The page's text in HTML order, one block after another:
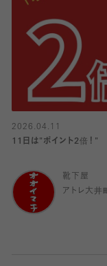
2026.04.11
11日は"ポイント2倍！"
靴下屋
アトレ大井町